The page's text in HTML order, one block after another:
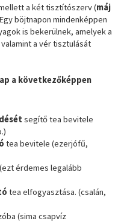
a két tisztítószerv (máj
böjtnapon mindenképpen
is bekerülnek, amelyek a
a vér tisztulását
a következőképpen
segítő tea bevitele
tea bevitele (ezerjófű,
(ezt érdemes legalább
tea elfogyasztása. (csalán,
(sima csapvíz